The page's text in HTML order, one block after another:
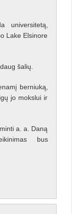
universitetą,
Lake Elsinore
šalių.
berniuką,
jo mokslui ir
a. a. Daną
bus